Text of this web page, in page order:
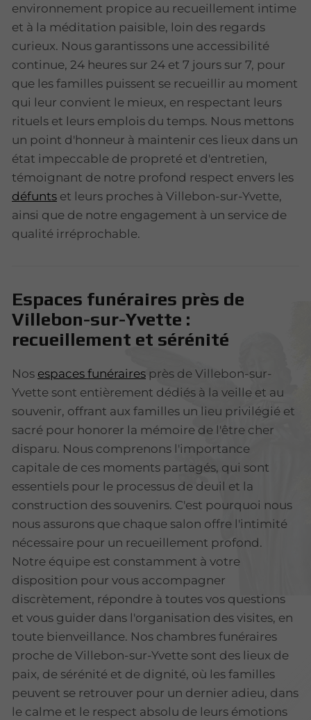
environnement propice au recueillement intime
et à la méditation paisible, loin des regards
curieux. Nous garantissons une accessibilité
continue, 24 heures sur 24 et 7 jours sur 7, pour
que les familles puissent se recueillir au moment
qui leur convient le mieux, en respectant leurs
rituels et leurs emplois du temps. Nous mettons
un point d'honneur à maintenir ces lieux dans un
état impeccable de propreté et d'entretien,
témoignant de notre profond respect envers les
défunts et leurs proches à Villebon-sur-Yvette,
ainsi que de notre engagement à un service de
qualité irréprochable.
Espaces funéraires près de
Villebon-sur-Yvette :
recueillement et sérénité
Nos espaces funéraires près de Villebon-sur-
Yvette sont entièrement dédiés à la veille et au
souvenir, offrant aux familles un lieu privilégié et
sacré pour honorer la mémoire de l'être cher
disparu. Nous comprenons l'importance
capitale de ces moments partagés, qui sont
essentiels pour le processus de deuil et la
construction des souvenirs. C'est pourquoi nous
nous assurons que chaque salon offre l'intimité
nécessaire pour un recueillement profond.
Notre équipe est constamment à votre
disposition pour vous accompagner
discrètement, répondre à toutes vos questions
et vous guider dans l'organisation des visites, en
toute bienveillance. Nos chambres funéraires
proche de Villebon-sur-Yvette sont des lieux de
paix, de sérénité et de dignité, où les familles
peuvent se retrouver pour un dernier adieu, dans
le calme et le respect absolu de leurs émotions